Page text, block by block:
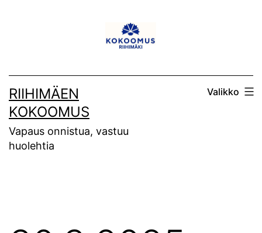
RIIHIMÄEN
KOKOOMUS
Vapaus onnistua, vastuu
huolehtia
Valikko